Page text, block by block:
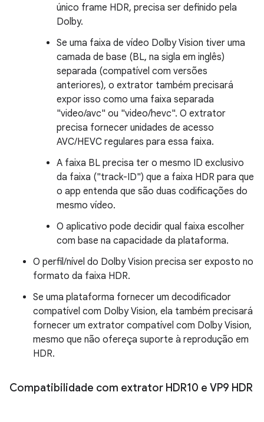
único frame HDR, precisa ser definido pela
Dolby.
Se uma faixa de vídeo Dolby Vision tiver uma
camada de base (BL, na sigla em inglês)
separada (compatível com versões
anteriores), o extrator também precisará
expor isso como uma faixa separada
"video/avc" ou "video/hevc". O extrator
precisa fornecer unidades de acesso
AVC/HEVC regulares para essa faixa.
A faixa BL precisa ter o mesmo ID exclusivo
da faixa ("track-ID") que a faixa HDR para que
o app entenda que são duas codificações do
mesmo vídeo.
O aplicativo pode decidir qual faixa escolher
com base na capacidade da plataforma.
O perfil/nível do Dolby Vision precisa ser exposto no
formato da faixa HDR.
Se uma plataforma fornecer um decodificador
compatível com Dolby Vision, ela também precisará
fornecer um extrator compatível com Dolby Vision,
mesmo que não ofereça suporte à reprodução em
HDR.
Compatibilidade com extrator HDR10 e VP9 HDR